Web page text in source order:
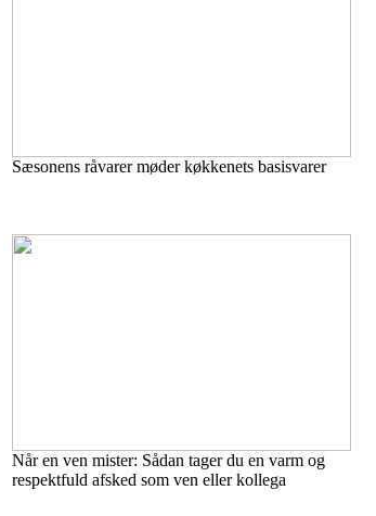
Sæsonens råvarer møder køkkenets basisvarer
Når en ven mister: Sådan tager du en varm og
respektfuld afsked som ven eller kollega